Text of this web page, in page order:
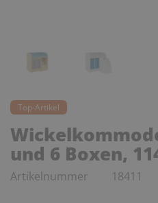
Top-Artikel
und 6 Boxen,
Artikelnummer 18411